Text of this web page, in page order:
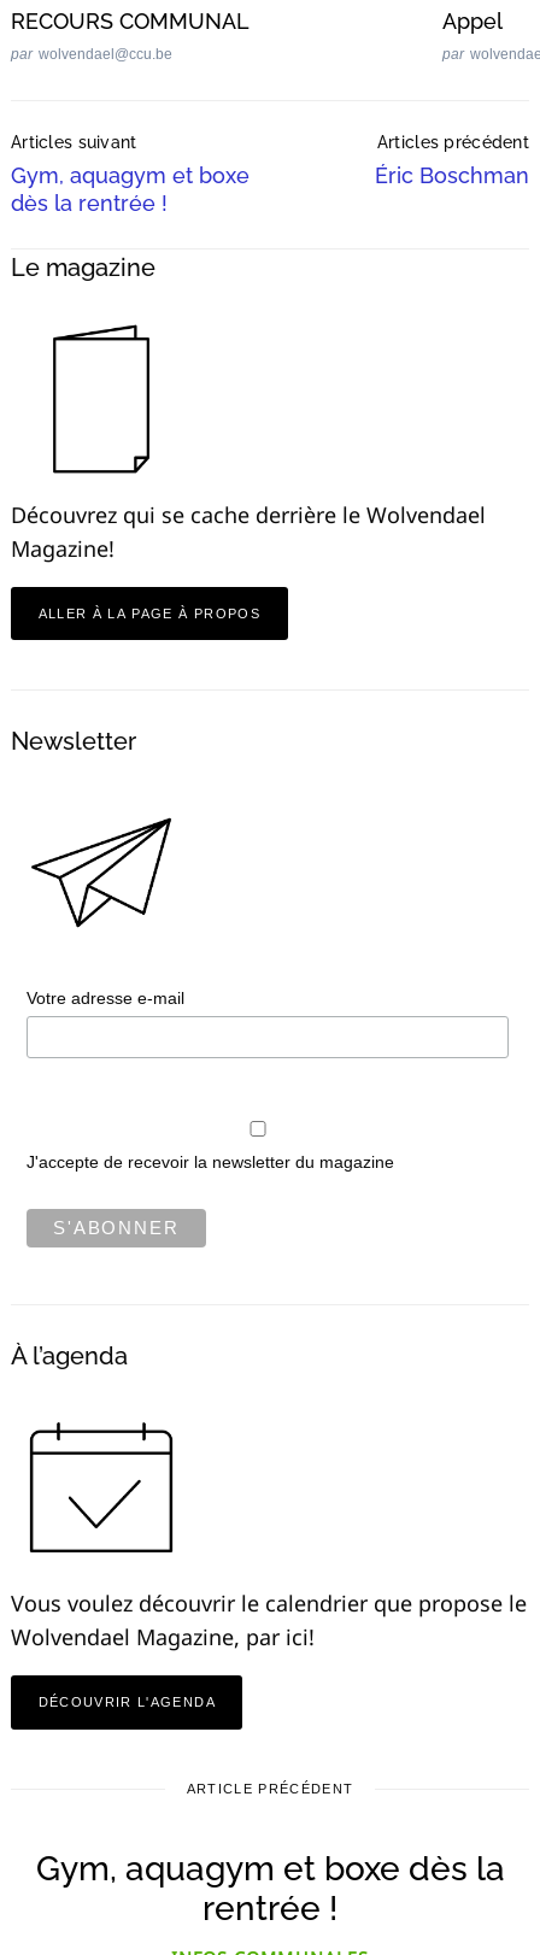
RECOURS COMMUNAL
par wolvendael@ccu.be
Appel
par
Navigation
Articles suivant
Gym, aquagym et boxe
dès la rentrée !
Articles précédent
Éric Boschman
Le magazine
Découvrez qui se cache derrière le Wolvendael
Magazine!
ALLER À LA PAGE À PROPOS
Newsletter
Votre adresse e-mail
J'accepte de recevoir la newsletter du magazine
À l’agenda
Vous voulez découvrir le calendrier que propose le
Wolvendael Magazine, par ici!
DÉCOUVRIR L'AGENDA
ARTICLE PRÉCÉDENT
Gym, aquagym et boxe dès la
rentrée !
Recherche
: